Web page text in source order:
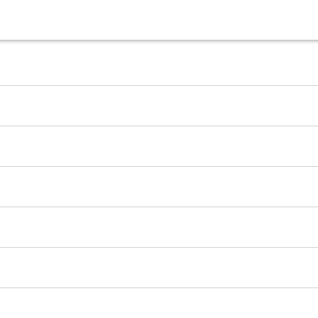
pela Sociedade Brasileira de Dermatologia
para Pele Negra do Instituto de Dermatologia Prof.
Pele Negra do IDPRDA. Membro da Hair Research
de Dermatologia Sanitária do Instituto de Dermatologia
Souza Araújo (IOC/FIOCRUZ). Mestre em
de Dermatologia (ASOCOLDERMA).
Especialista pela Sociedade Brasileira de
Evandro Chagas (INI/FIOCRUZ). Especialista em
(IOC/FIOCRUZ)
Galvão dos Santos de Araujo
instituições acadêmicas e de saúde